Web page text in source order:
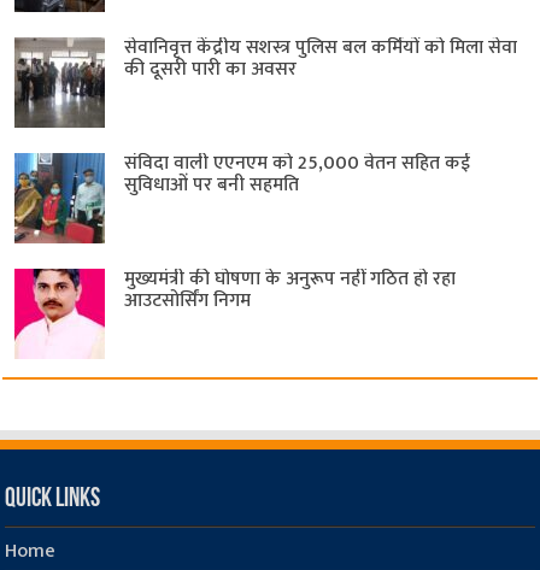
सेवानिवृत्त केंद्रीय सशस्त्र पुलिस बल ​कर्मियों को मिला सेवा
की दूसरी पारी का अवसर
संविदा वाली एएनएम को 25,000 वेतन सहित कई
सुविधाओं पर बनी सहमति
मुख्यमंत्री की घोषणा के अनुरूप नहीं गठित हो रहा
आउटसोर्सिंग निगम
Quick Links
Home